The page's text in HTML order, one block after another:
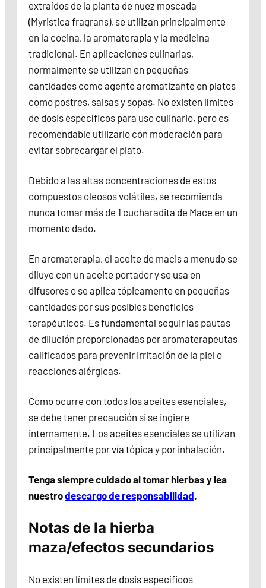
extraídos de la planta de nuez moscada
(Myristica fragrans), se utilizan principalmente
en la cocina, la aromaterapia y la medicina
tradicional. En aplicaciones culinarias,
normalmente se utilizan en pequeñas
cantidades como agente aromatizante en platos
como postres, salsas y sopas. No existen límites
de dosis específicos para uso culinario, pero es
recomendable utilizarlo con moderación para
evitar sobrecargar el plato.
Debido a las altas concentraciones de estos
compuestos oleosos volátiles, se recomienda
nunca tomar más de 1 cucharadita de Mace en un
momento dado.
En aromaterapia, el aceite de macis a menudo se
diluye con un aceite portador y se usa en
difusores o se aplica tópicamente en pequeñas
cantidades por sus posibles beneficios
terapéuticos. Es fundamental seguir las pautas
de dilución proporcionadas por aromaterapeutas
calificados para prevenir irritación de la piel o
reacciones alérgicas.
Como ocurre con todos los aceites esenciales,
se debe tener precaución si se ingiere
internamente. Los aceites esenciales se utilizan
principalmente por vía tópica y por inhalación.
Tenga siempre cuidado al tomar hierbas y lea
nuestrodescargo de responsabilidad.
Notas de la hierba
maza/efectos secundarios
No existen límites de dosis específicos